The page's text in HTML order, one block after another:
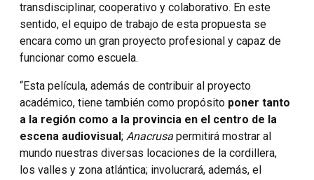
transdisciplinar, cooperativo y colaborativo. En este
sentido, el equipo de trabajo de esta propuesta se
encara como un gran proyecto profesional y capaz de
funcionar como escuela.
“Esta película, además de contribuir al proyecto
académico, tiene también como propósito poner tanto
a la región como a la provincia en el centro de la
escena audiovisual; Anacrusa permitirá mostrar al
mundo nuestras diversas locaciones de la cordillera,
los valles y zona atlántica; involucrará, además, el